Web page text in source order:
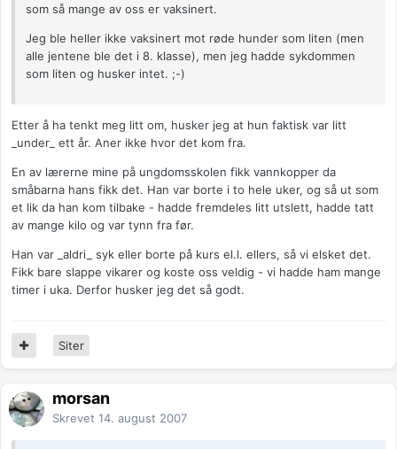
som så mange av oss er vaksinert.
Jeg ble heller ikke vaksinert mot røde hunder som liten (men
alle jentene ble det i 8. klasse), men jeg hadde sykdommen
som liten og husker intet. ;-)
Etter å ha tenkt meg litt om, husker jeg at hun faktisk var litt
_under_ ett år. Aner ikke hvor det kom fra.
En av lærerne mine på ungdomsskolen fikk vannkopper da
småbarna hans fikk det. Han var borte i to hele uker, og så ut som
et lik da han kom tilbake - hadde fremdeles litt utslett, hadde tatt
av mange kilo og var tynn fra før.
Han var _aldri_ syk eller borte på kurs el.l. ellers, så vi elsket det.
Fikk bare slappe vikarer og koste oss veldig - vi hadde ham mange
timer i uka. Derfor husker jeg det så godt.
Siter
morsan
Skrevet 14. august 2007